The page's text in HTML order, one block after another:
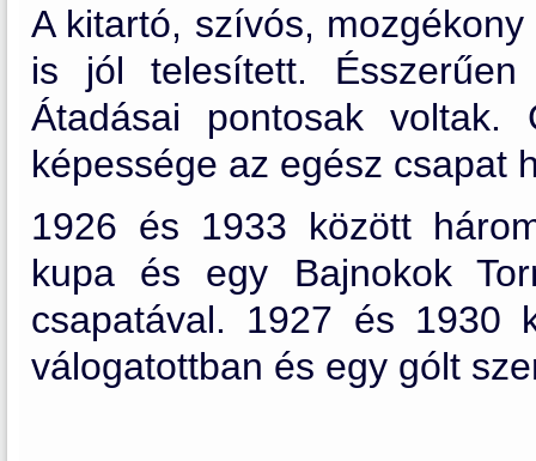
A kitartó, szívós,
is jól telesített. Ésszerűen
Átadásai pontosak voltak.
képessége az egész csapat
1926 és 1933 között
kupa és egy Bajnokok
csapatával. 1927 és 1930
válogatottban és egy gólt